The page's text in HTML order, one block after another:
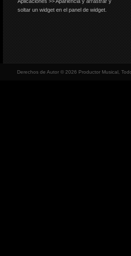
soltar un widget en el panel de widget.
Derechos de Autor © 2026 Productor Musical,